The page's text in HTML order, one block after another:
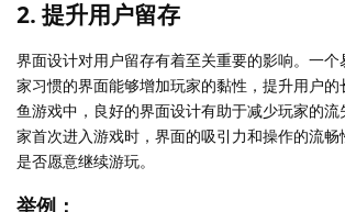
2. 提升用户留存
界面设计对用户留存有着至关重要的影响。一
家习惯的界面能够增加玩家的黏性，提升用户
鱼游戏中，良好的界面设计有助于减少玩家的
家首次进入游戏时，界面的吸引力和操作的流畅
是否愿意继续游玩。
举例：